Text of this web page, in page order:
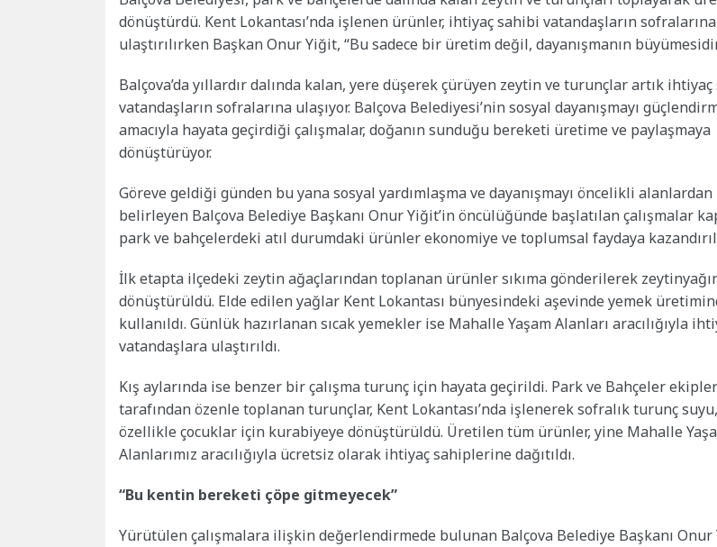
dönüştürdü. Kent Lokantası’nda işlenen ürünler, ihtiyaç sahibi vatandaşların sofralarına
ulaştırılırken Başkan Onur Yiğit, “Bu sadece bir üretim değil, dayanışmanın
Balçova’da yıllardır dalında kalan, yere düşerek çürüyen zeytin ve turunçlar artık
vatandaşların sofralarına ulaşıyor. Balçova Belediyesi’nin sosyal dayanışmayı
amacıyla hayata geçirdiği çalışmalar, doğanın sunduğu bereketi üretime ve paylaşmaya
dönüştürüyor.
Göreve geldiği günden bu yana sosyal yardımlaşma ve dayanışmayı öncelikli
belirleyen Balçova Belediye Başkanı Onur Yiğit’in öncülüğünde başlatılan çalışmalar
park ve bahçelerdeki atıl durumdaki ürünler ekonomiye ve toplumsal faydaya
İlk etapta ilçedeki zeytin ağaçlarından toplanan ürünler sıkıma gönderilerek
dönüştürüldü. Elde edilen yağlar Kent Lokantası bünyesindeki aşevinde yemek
kullanıldı. Günlük hazırlanan sıcak yemekler ise Mahalle Yaşam Alanları aracılığıyla
vatandaşlara ulaştırıldı.
Kış aylarında ise benzer bir çalışma turunç için hayata geçirildi. Park ve Bahçeler
tarafından özenle toplanan turunçlar, Kent Lokantası’nda işlenerek sofralık turunç
özellikle çocuklar için kurabiyeye dönüştürüldü. Üretilen tüm ürünler, yine Mahalle
Alanlarımız aracılığıyla ücretsiz olarak ihtiyaç sahiplerine dağıtıldı.
“Bu kentin bereketi çöpe gitmeyecek”
Yürütülen çalışmalara ilişkin değerlendirmede bulunan Balçova Belediye Başkanı Onur